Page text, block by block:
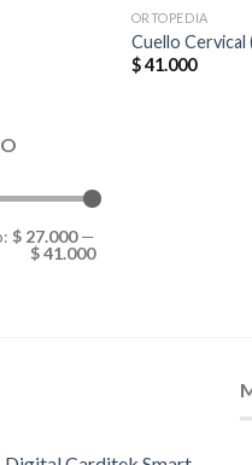
$ 27.000—
$ 41.000
ORTOPEDIA
Cuello Cervical
$41.000